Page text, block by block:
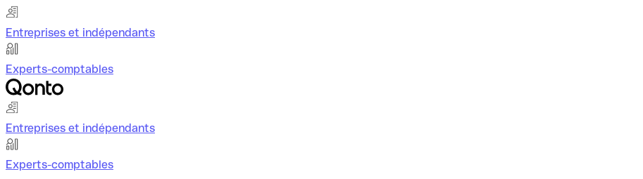
Entreprises et indépendants
Experts-comptables
Entreprises et indépendants
Experts-comptables